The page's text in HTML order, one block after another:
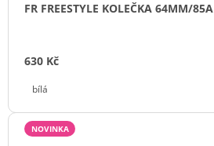
FR FREESTYLE KOLEČKA 64MM/85A
630 Kč
bílá
NOVINKA